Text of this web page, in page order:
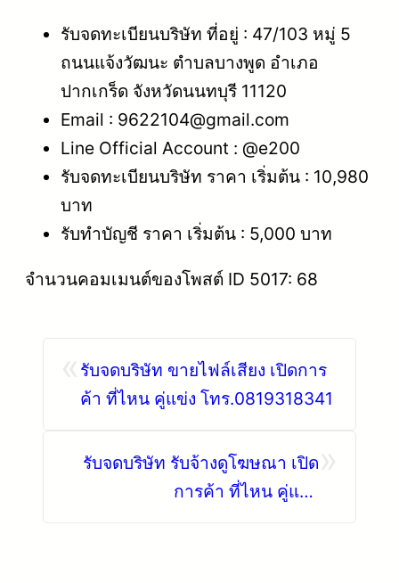
รับจดทะเบียนบริษัท ที่อยู่ : 47/103 หมู่ 5
ถนนแจ้งวัฒนะ ตำบลบางพูด อำเภอ
ปากเกร็ด จังหวัดนนทบุรี 11120
Email : 9622104@gmail.com
Line Official Account : @e200
รับจดทะเบียนบริษัท ราคา เริ่มต้น : 10,980
บาท
รับทำบัญชี ราคา เริ่มต้น : 5,000 บาท
จำนวนคอมเมนต์ของโพสต์ ID 5017: 68
รับจดบริษัท ขายไฟล์เสียง เปิดการ
ค้า ที่ไหน คู่แข่ง โทร.0819318341
รับจดบริษัท รับจ้างดูโฆษณา เปิด
การค้า ที่ไหน คู่แข่ง